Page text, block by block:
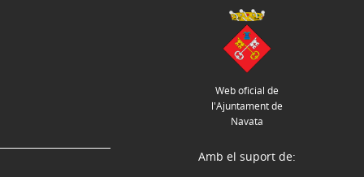
Web oficial de
l'Ajuntament de
Navata
Amb el suport de: